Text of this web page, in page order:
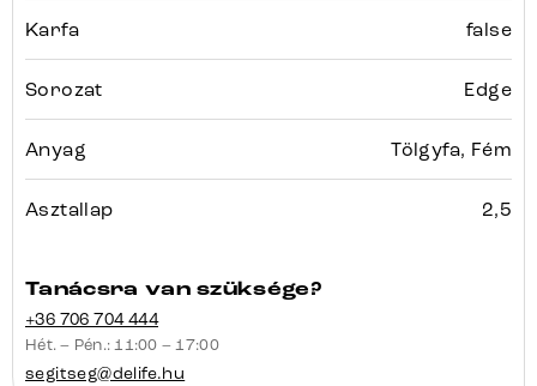
Karfa false
Sorozat Edge
Anyag Tölgyfa, Fém
Asztallap 2,5
Tanácsra van szüksége?
+36 706 704 444
Hét. – Pén.: 11:00 – 17:00
segitseg@delife.hu